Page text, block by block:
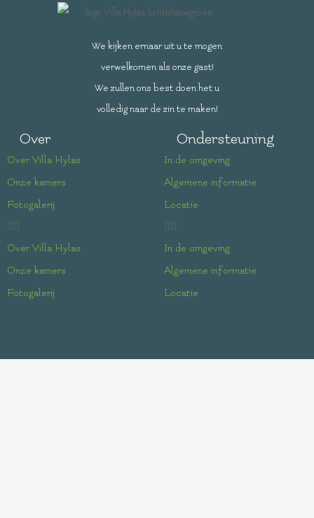
We kijken ernaar uit u te mogen
verwelkomen als onze gast!
We zullen ons best doen het u
volledig naar de zin te maken!
Over
Over Villa Hylas
Onze kamers
Fotogalerij
Over Villa Hylas
Onze kamers
Fotogalerij
Ondersteuning
In de omgeving
Algemene informatie
Locatie
In de omgeving
Algemene informatie
Locatie